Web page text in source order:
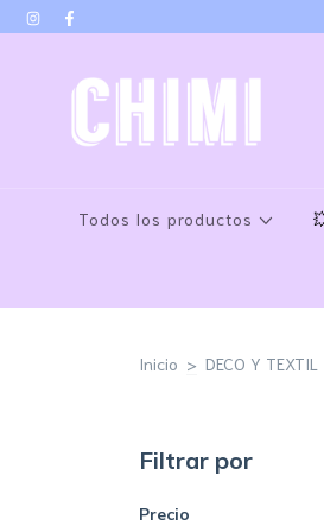
por transferencia
Todos los productos
Inicio > DECO Y TEXTIL
Filtrar por
Precio